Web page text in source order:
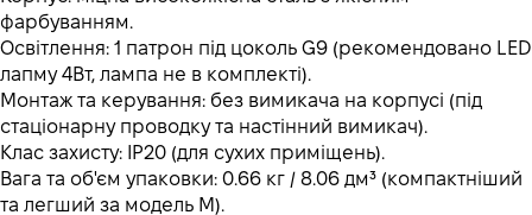
фарбуванням.
Освітлення: 1 патрон під цоколь G9 (рекомендовано LED
лапму 4Вт, лампа не в комплекті).
Монтаж та керування: без вимикача на корпусі (під
стаціонарну проводку та настінний вимикач).
Клас захисту: IP20 (для сухих приміщень).
Вага та об'єм упаковки: 0.66 кг / 8.06 дм³ (компактніший
та легший за модель M).